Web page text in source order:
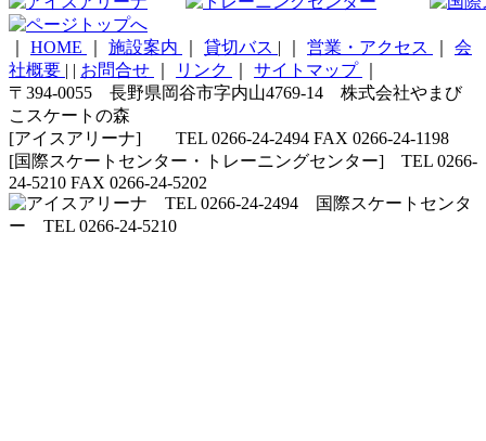
HOME 施設案内 貸切バス | 営業・アクセス
会
社概要 | | お問合せ リンク サイトマップ
〒394-0055 長野県岡谷市字内山4769-14 株式会社やまび
こスケートの森
[アイスアリーナ] TEL 0266-24-2494 FAX 0266-24-1198
[国際スケートセンター・トレーニングセンター] TEL 0266-
24-5210 FAX 0266-24-5202